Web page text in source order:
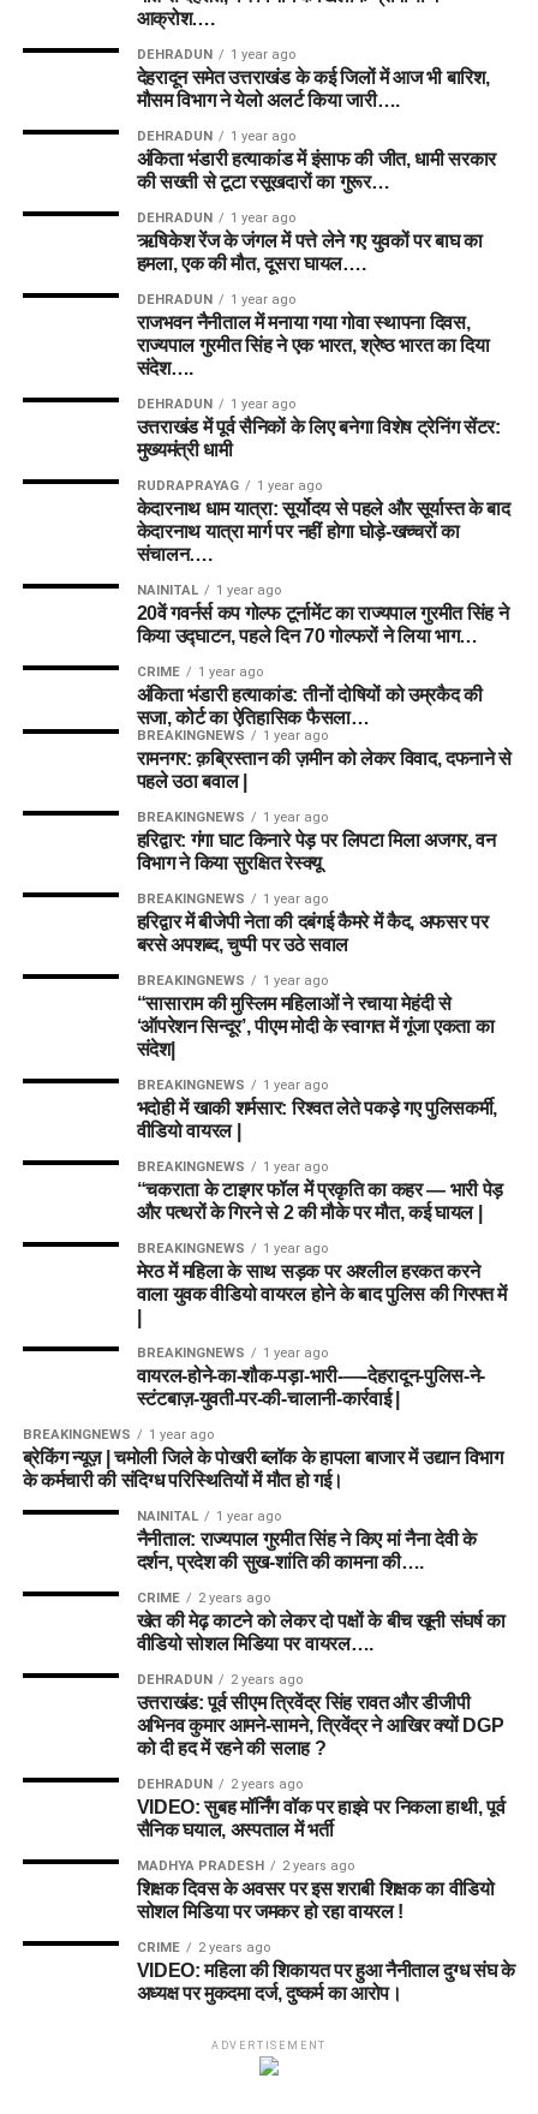
आक्रोश….
DEHRADUN 1 year ago
देहरादून समेत उत्तराखंड के कई जिलों में आज भी बारिश,
मौसम विभाग ने येलो अलर्ट किया जारी….
DEHRADUN 1 year ago
अंकिता भंडारी हत्याकांड में इंसाफ की जीत, धामी सरकार
की सख्ती से टूटा रसूखदारों का गुरूर…
DEHRADUN 1 year ago
ऋषिकेश रेंज के जंगल में पत्ते लेने गए युवकों पर बाघ का
हमला, एक की मौत, दूसरा घायल….
DEHRADUN 1 year ago
राजभवन नैनीताल में मनाया गया गोवा स्थापना दिवस,
राज्यपाल गुरमीत सिंह ने एक भारत, श्रेष्ठ भारत का दिया
संदेश….
DEHRADUN 1 year ago
उत्तराखंड में पूर्व सैनिकों के लिए बनेगा विशेष ट्रेनिंग सेंटर:
मुख्यमंत्री धामी
RUDRAPRAYAG 1 year ago
केदारनाथ धाम यात्रा: सूर्योदय से पहले और सूर्यास्त के बाद
केदारनाथ यात्रा मार्ग पर नहीं होगा घोड़े-खच्चरों का
संचालन….
NAINITAL 1 year ago
20वें गवर्नर्स कप गोल्फ टूर्नामेंट का राज्यपाल गुरमीत सिंह ने
किया उद्घाटन, पहले दिन 70 गोल्फरों ने लिया भाग…
CRIME 1 year ago
अंकिता भंडारी हत्याकांड: तीनों दोषियों को उम्रकैद की
सजा, कोर्ट का ऐतिहासिक फैसला…
BREAKINGNEWS 1 year ago
रामनगर: क़ब्रिस्तान की ज़मीन को लेकर विवाद, दफनाने से
पहले उठा बवाल |
BREAKINGNEWS 1 year ago
हरिद्वार: गंगा घाट किनारे पेड़ पर लिपटा मिला अजगर, वन
विभाग ने किया सुरक्षित रेस्क्यू
BREAKINGNEWS 1 year ago
हरिद्वार में बीजेपी नेता की दबंगई कैमरे में कैद, अफसर पर
बरसे अपशब्द, चुप्पी पर उठे सवाल
BREAKINGNEWS 1 year ago
“सासाराम की मुस्लिम महिलाओं ने रचाया मेहंदी से
‘ऑपरेशन सिन्दूर’, पीएम मोदी के स्वागत में गूंजा एकता का
संदेश|
BREAKINGNEWS 1 year ago
भदोही में खाकी शर्मसार: रिश्वत लेते पकड़े गए पुलिसकर्मी,
वीडियो वायरल |
BREAKINGNEWS 1 year ago
“चकराता के टाइगर फॉल में प्रकृति का कहर — भारी पेड़
और पत्थरों के गिरने से 2 की मौके पर मौत, कई घायल |
BREAKINGNEWS 1 year ago
मेरठ में महिला के साथ सड़क पर अश्लील हरकत करने
वाला युवक वीडियो वायरल होने के बाद पुलिस की गिरफ्त में
BREAKINGNEWS 1 year ago
वायरल-होने-का-शौक-पड़ा-भारी-—-देहरादून-पुलिस-ने-
स्टंटबाज़-युवती-पर-की-चालानी-कार्रवाई |
BREAKINGNEWS 1 year ago
ब्रेकिंग न्यूज़ | चमोली जिले के पोखरी ब्लॉक के हापला बाजार में उद्यान विभाग
के कर्मचारी की संदिग्ध परिस्थितियों में मौत हो गई।
NAINITAL 1 year ago
नैनीताल: राज्यपाल गुरमीत सिंह ने किए मां नैना देवी के
दर्शन, प्रदेश की सुख-शांति की कामना की….
CRIME 2 years ago
खेत की मेढ़ काटने को लेकर दो पक्षों के बीच खूनी संघर्ष का
वीडियो सोशल मिडिया पर वायरल….
DEHRADUN 2 years ago
उत्तराखंड: पूर्व सीएम त्रिवेंद्र सिंह रावत और डीजीपी
अभिनव कुमार आमने-सामने, त्रिवेंद्र ने आखिर क्यों DGP
को दी हद में रहने की सलाह ?
DEHRADUN 2 years ago
VIDEO: सुबह मॉर्निंग वॉक पर हाइवे पर निकला हाथी, पूर्व
सैनिक घयाल, अस्पताल में भर्ती
MADHYA PRADESH 2 years ago
शिक्षक दिवस के अवसर पर इस शराबी शिक्षक का वीडियो
सोशल मिडिया पर जमकर हो रहा वायरल !
CRIME 2 years ago
VIDEO: महिला की शिकायत पर हुआ नैनीताल दुग्ध संघ के
अध्यक्ष पर मुकदमा दर्ज, दुष्कर्म का आरोप।
ADVERTISEMENT